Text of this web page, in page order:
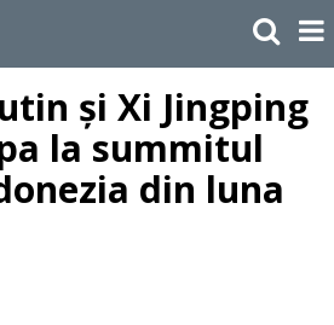
și Xi Jingping
la summitul
din luna